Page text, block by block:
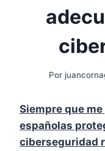
Por
Siempre que
españolas
ciberseguridad